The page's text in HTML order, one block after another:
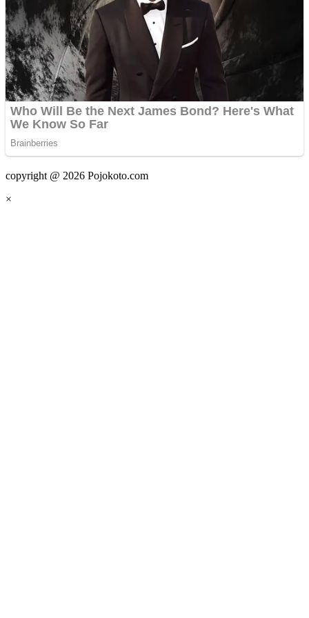
copyright @ 2026 Pojokoto.com
×